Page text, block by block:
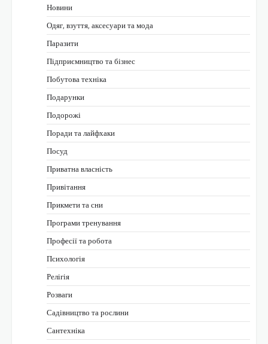
Новини
Одяг, взуття, аксесуари та мода
Паразити
Підприємництво та бізнес
Побутова техніка
Подарунки
Подорожі
Поради та лайфхаки
Посуд
Приватна власність
Привітання
Прикмети та сни
Програми тренування
Професії та робота
Психологія
Релігія
Розваги
Садівництво та рослини
Сантехніка